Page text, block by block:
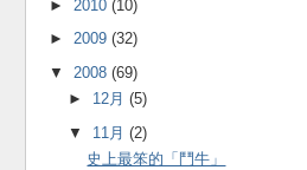
► 2010 (10)
► 2009 (32)
▼ 2008 (69)
► 12月 (5)
▼ 11月 (2)
史上最笨的「鬥牛」